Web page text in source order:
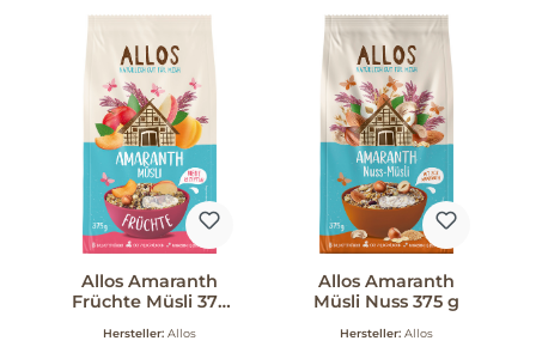
Allos Amaranth
Früchte Müsli 375
Hersteller: Allos
Allos Amaranth
Müsli Nuss 375 g
Hersteller: Allos